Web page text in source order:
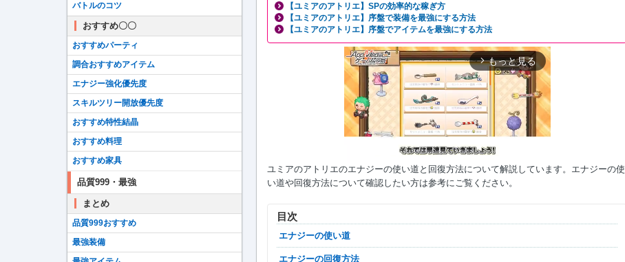
【ユミアのアトリエ】SPの効率的な稼ぎ方
【ユミアのアトリエ】序盤で装備を最強にする方法
【ユミアのアトリエ】序盤でアイテムを最強にする方法
arrow_forward_ios もっと見る
ユミアのアトリエのエナジーの使い道と回復方法について解説しています。エナジーの使
い道や回復方法について確認したい方は参考にご覧ください。
目次
エナジーの使い道
エナジーの回復方法
バトルのコツ
おすすめ〇〇
おすすめパーティ
調合おすすめアイテム
エナジー強化優先度
スキルツリー開放優先度
おすすめ特性結晶
おすすめ料理
おすすめ家具
品質999・最強
まとめ
品質999おすすめ
最強装備